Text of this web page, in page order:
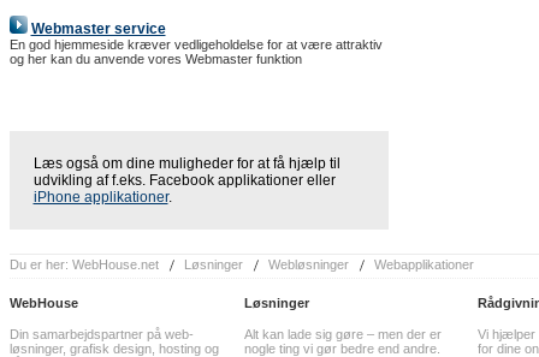
Webmaster service
En god hjemmeside kræver vedligeholdelse for at være attraktiv
og her kan du anvende vores Webmaster funktion
Læs også om dine muligheder for at få hjælp til
udvikling af f.eks. Facebook applikationer eller
iPhone applikationer.
Du er her: WebHouse.net Løsninger Webløsninger Webapplikationer
WebHouse
Din samarbejdspartner på web-
løsninger, grafisk design, hosting og
Løsninger
Alt kan lade sig gøre – men der er
nogle ting vi gør bedre end andre.
Vi hjælper
for dine